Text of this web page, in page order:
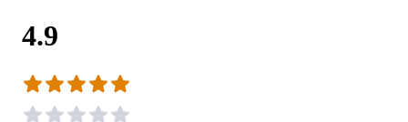
4.9